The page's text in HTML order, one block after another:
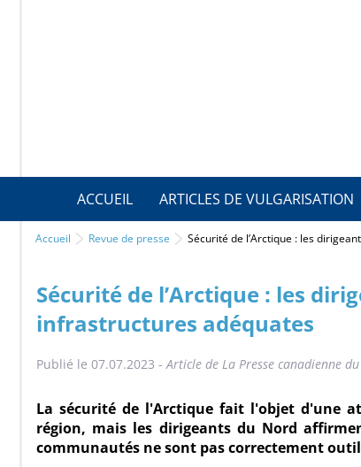
ACCUEIL ARTICLES DE VULGARISATION
Accueil Revue de presse Sécurité de l’Arctique : les
Sécurité de l’Arctique : les
infrastructures adéquates
Publié le 07.07.2023 -Article de La Presse canadienne
La sécurité de l'Arctique fait l'objet d'une
région, mais les dirigeants du Nord
communautés ne sont pas correctement